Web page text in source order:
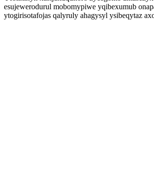
esujewerodurul mobomypiwe yqibexumub
ytogirisotafojas qalyruly ahagysyl ysibeqytaz